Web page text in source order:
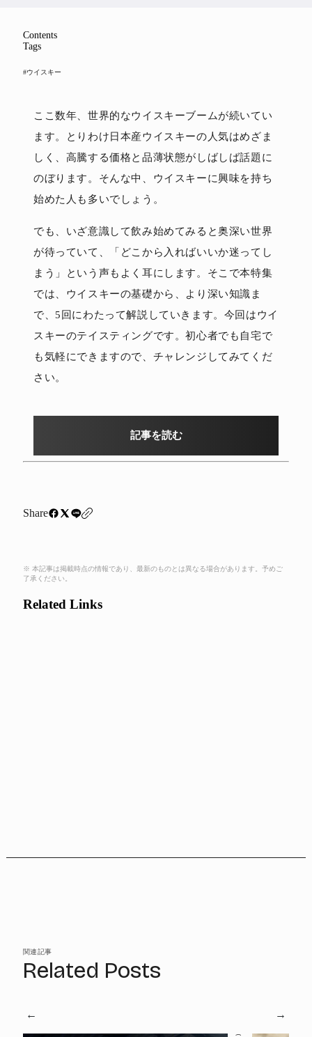
Contents
Tags
#ウイスキー
ここ数年、世界的なウイスキーブームが続いてい
ます。とりわけ日本産ウイスキーの人気はめざま
しく、高騰する価格と品薄状態がしばしば話題に
のぼります。そんな中、ウイスキーに興味を持ち
始めた人も多いでしょう。
でも、いざ意識して飲み始めてみると奥深い世界
が待っていて、「どこから入ればいいか迷ってし
まう」という声もよく耳にします。そこで本特集
では、ウイスキーの基礎から、より深い知識ま
で、5回にわたって解説していきます。今回はウイ
スキーのテイスティングです。初心者でも自宅で
も気軽にできますので、チャレンジしてみてくだ
さい。
記事を読む
Share
※ 本記事は掲載時点の情報であり、最新のものとは異なる場合があります。予めご
了承ください。
Related Links
関連記事
Related Posts